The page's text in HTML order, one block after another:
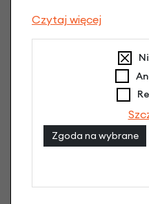
Czytaj więcej
Zgoda na wybrane